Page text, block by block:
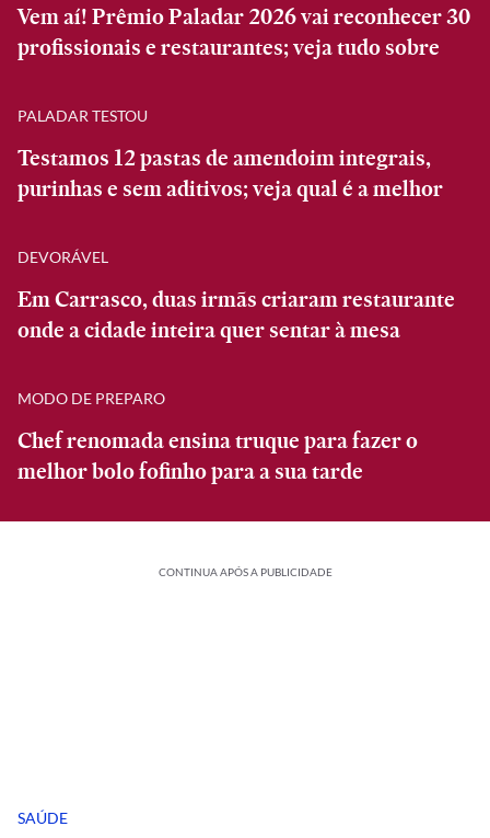
Vem aí! Prêmio Paladar 2026 vai reconhecer 30
profissionais e restaurantes; veja tudo sobre
PALADAR TESTOU
Testamos 12 pastas de amendoim integrais,
purinhas e sem aditivos; veja qual é a melhor
DEVORÁVEL
Em Carrasco, duas irmãs criaram restaurante
onde a cidade inteira quer sentar à mesa
MODO DE PREPARO
Chef renomada ensina truque para fazer o
melhor bolo fofinho para a sua tarde
CONTINUA APÓS A PUBLICIDADE
SAÚDE